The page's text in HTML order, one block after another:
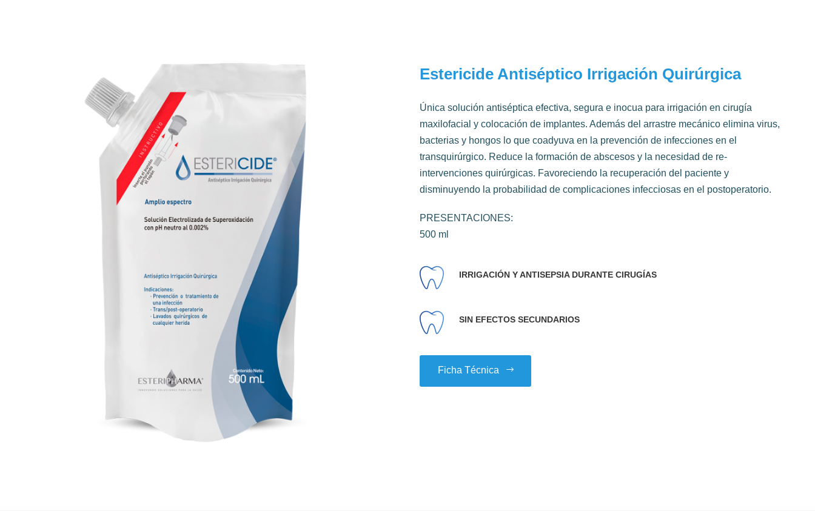
Estericide Antiséptico Irrigación Quirúrgica
Única solución antiséptica efectiva, segura e inocua para irrigación en cirugía
maxilofacial y colocación de implantes. Además del arrastre mecánico elimina virus,
bacterias y hongos lo que coadyuva en la prevención de infecciones en el
transquirúrgico. Reduce la formación de abscesos y la necesidad de re-
intervenciones quirúrgicas. Favoreciendo la recuperación del paciente y
disminuyendo la probabilidad de complicaciones infecciosas en el postoperatorio.
PRESENTACIONES:
500 ml
IRRIGACIÓN Y ANTISEPSIA DURANTE CIRUGÍAS
SIN EFECTOS SECUNDARIOS
Ficha Técnica